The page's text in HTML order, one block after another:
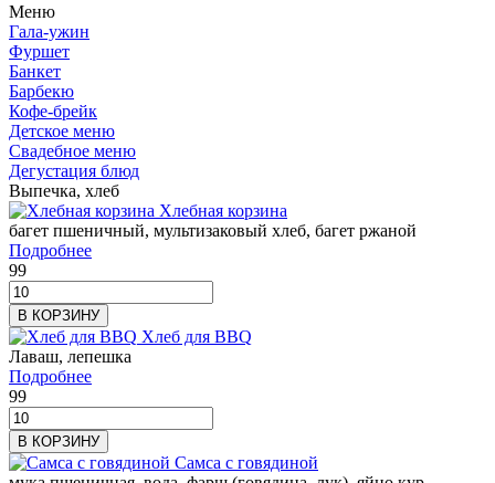
Меню
Гала-ужин
Фуршет
Банкет
Барбекю
Кофе-брейк
Детское меню
Свадебное меню
Дегустация блюд
Выпечка, хлеб
Хлебная корзина
багет пшеничный, мультизаковый хлеб, багет ржаной
Подробнее
99
В КОРЗИНУ
Хлеб для BBQ
Лаваш, лепешка
Подробнее
99
В КОРЗИНУ
Самса с говядиной